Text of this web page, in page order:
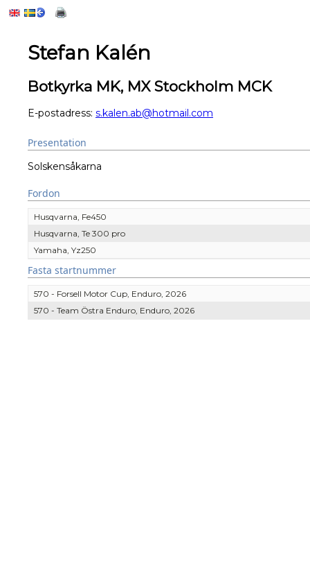
Stefan Kalén
Botkyrka MK, MX Stockholm MCK
E-postadress: s.kalen.ab@hotmail.com
Presentation
Solskensåkarna
Fordon
Husqvarna, Fe450
Husqvarna, Te 300 pro
Yamaha, Yz250
Fasta startnummer
570 - Forsell Motor Cup, Enduro, 2026
570 - Team Östra Enduro, Enduro, 2026